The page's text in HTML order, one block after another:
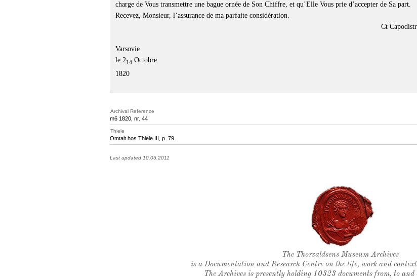
charge de Vous transmettre une bague ornée de Son Chiffre, et qu’Elle Vous prie d’accepter de Sa part.
Recevez, Monsieur, l’assurance de ma parfaite considération.
Ct
Varsovie
le 214 Octobre
1820
Archival Reference
m6 1820, nr. 44
Thiele
Omtalt hos Thiele III, p. 79.
Last updated 10.05.2011
Thorvaldsen's seal
The Thorvaldsens Museum Archives
is a Documentation and Research Centre on the life, work and
The Archives is presently holding 10323 documents from, to and